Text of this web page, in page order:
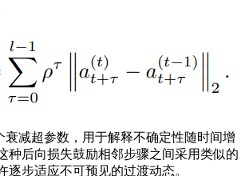
减超参数，用于解释不确定性随时间增
种后向损失鼓励相邻步骤之间采用类似的
逐步适应不可预见的过渡动态。